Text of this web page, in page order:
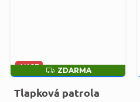
AKCE ZDARMA
ZDARMA
Tlapková patrola